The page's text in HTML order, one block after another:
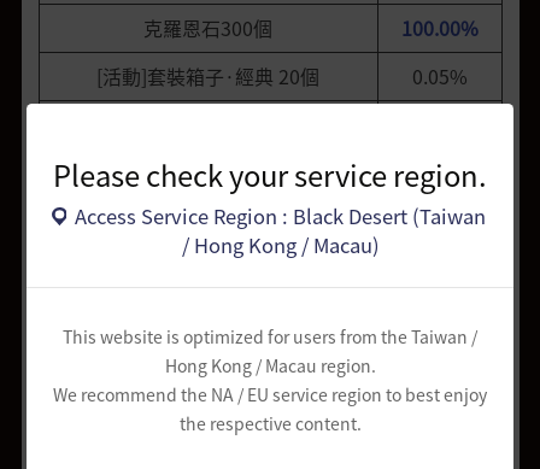
Please check your service region.
Access Service Region : Black Desert (Taiwan
/ Hong Kong / Macau)
This website is optimized for users from the Taiwan /
Hong Kong / Macau region.
We recommend the NA / EU service region to best enjoy
the respective content.
克羅恩石300個
100.00%
[活動]套裝箱子·經典 20個
0.05%
巴爾克斯的忠告(+120)
2.00%
[活動]2024服裝選擇箱子
3.00%
[活動]華麗的冒險包
匠人的記憶20個